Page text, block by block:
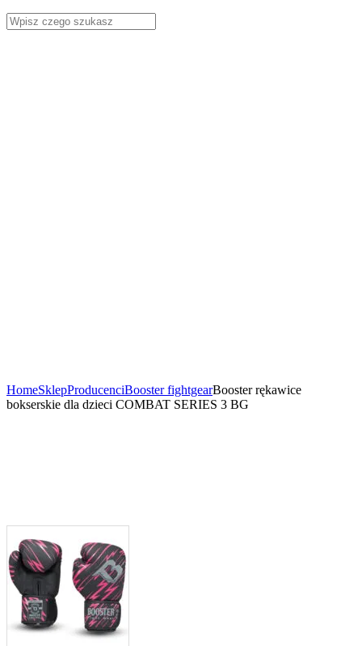
HomeSklepProducenciBooster fightgearBooster rękawice
bokserskie dla dzieci COMBAT SERIES 3 BG